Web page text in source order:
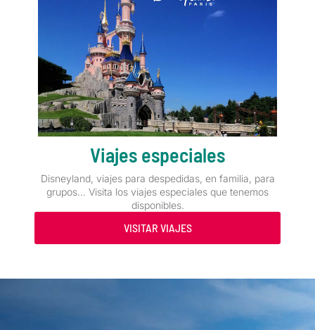
Viajes especiales
Disneyland, viajes para despedidas, en familia, para
grupos… Visita los viajes especiales que tenemos
disponibles.
VISITAR VIAJES